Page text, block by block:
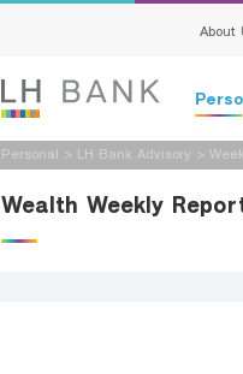
About
Deposits
Personal > LH Bank Advisory >
Wealth Weekly